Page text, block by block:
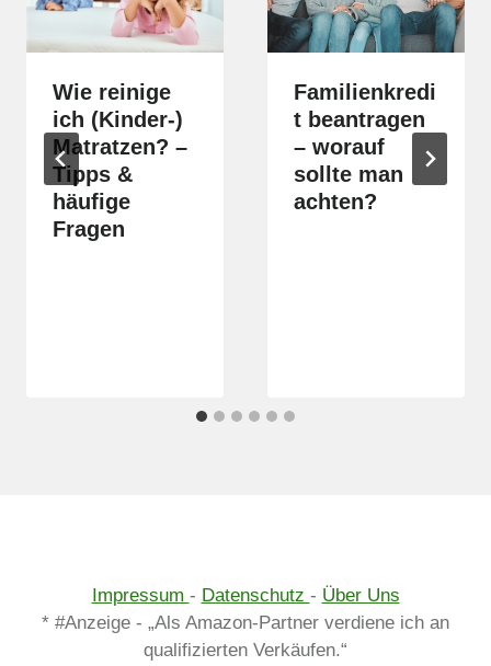
Wie reinige
ich (Kinder-)
Matratzen? –
Tipps &
häufige
Fragen
Familienkredi
t beantragen
– worauf
sollte man
achten?
Impressum - Datenschutz - Über Uns
* #Anzeige - „Als Amazon-Partner verdiene ich an
qualifizierten Verkäufen.“